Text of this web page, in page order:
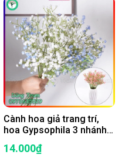
Cành hoa giả trang trí,
hoa Gypsophila 3 nhánh
lớn cao 52cm cắm lọ hoa
14.000₫